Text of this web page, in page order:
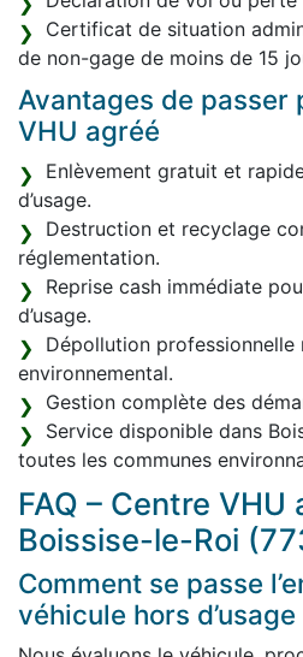
Certificat de situation
de non-gage de moins de 15
Avantages de passer
VHU agréé
Enlèvement gratuit et
d’usage.
Destruction et recyclage
réglementation.
Reprise cash immédiate
d’usage.
Dépollution professionnelle
environnemental.
Gestion complète des
Service disponible dans
toutes les communes
FAQ – Centre VHU
Boissise-le-Roi
Comment se passe
véhicule hors d’usage